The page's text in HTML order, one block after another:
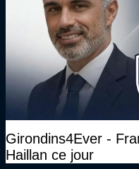
Girondins4Ever -
Haillan ce jour